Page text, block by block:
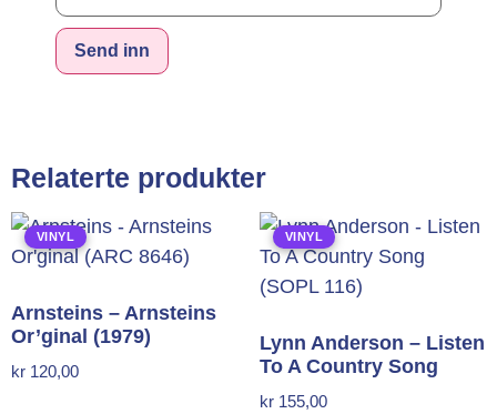
Relaterte produkter
VINYL
Arnsteins – Arnsteins
Or’ginal (1979)
kr 120,00
VINYL
Lynn Anderson – Listen
To A Country Song
kr 155,00